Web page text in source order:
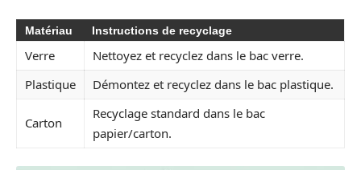
Matériau Instructions de recyclage
Verre
Nettoyez et recyclez dans le bac verre.
Plastique
Démontez et recyclez dans le bac plastique.
Carton
Recyclage standard dans le bac
papier/carton.